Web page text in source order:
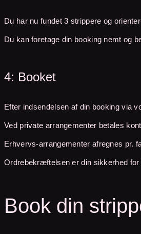
Du har nu fundet 3 strippere og
Du kan foretage din booking nemt og
4: Booket
Efter indsendelsen af din booking via
Ved private arrangementer betales
Erhvervs-arrangementer afregnes pr.
Ordrebekræftelsen er din sikkerhed for
Book din